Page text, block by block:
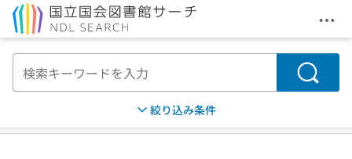
メ
検索
絞り込み条件